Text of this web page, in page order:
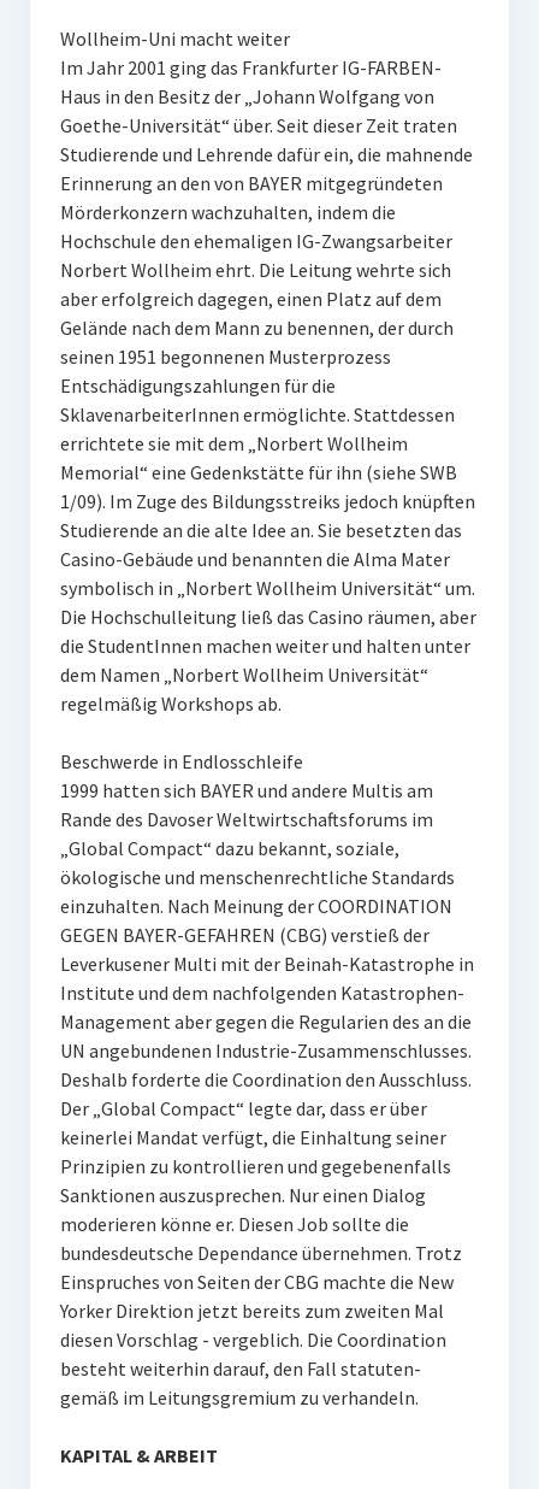
Wollheim-Uni macht weiter
Im Jahr 2001 ging das Frankfurter IG-FARBEN-
Haus in den Besitz der „Johann Wolfgang von
Goethe-Universität“ über. Seit dieser Zeit traten
Studierende und Lehrende dafür ein, die mahnende
Erinnerung an den von BAYER mitgegründeten
Mörderkonzern wachzuhalten, indem die
Hochschule den ehemaligen IG-Zwangsarbeiter
Norbert Wollheim ehrt. Die Leitung wehrte sich
aber erfolgreich dagegen, einen Platz auf dem
Gelände nach dem Mann zu benennen, der durch
seinen 1951 begonnenen Musterprozess
Entschädigungszahlungen für die
SklavenarbeiterInnen ermöglichte. Stattdessen
errichtete sie mit dem „Norbert Wollheim
Memorial“ eine Gedenkstätte für ihn (siehe SWB
1/09). Im Zuge des Bildungsstreiks jedoch knüpften
Studierende an die alte Idee an. Sie besetzten das
Casino-Gebäude und benannten die Alma Mater
symbolisch in „Norbert Wollheim Universität“ um.
Die Hochschulleitung ließ das Casino räumen, aber
die StudentInnen machen weiter und halten unter
dem Namen „Norbert Wollheim Universität“
regelmäßig Workshops ab.
Beschwerde in Endlosschleife
1999 hatten sich BAYER und andere Multis am
Rande des Davoser Weltwirtschaftsforums im
„Global Compact“ dazu bekannt, soziale,
ökologische und menschenrechtliche Standards
einzuhalten. Nach Meinung der COORDINATION
GEGEN BAYER-GEFAHREN (CBG) verstieß der
Leverkusener Multi mit der Beinah-Katastrophe in
Institute und dem nachfolgenden Katastrophen-
Management aber gegen die Regularien des an die
UN angebundenen Industrie-Zusammenschlusses.
Deshalb forderte die Coordination den Ausschluss.
Der „Global Compact“ legte dar, dass er über
keinerlei Mandat verfügt, die Einhaltung seiner
Prinzipien zu kontrollieren und gegebenenfalls
Sanktionen auszusprechen. Nur einen Dialog
moderieren könne er. Diesen Job sollte die
bundesdeutsche Dependance übernehmen. Trotz
Einspruches von Seiten der CBG machte die New
Yorker Direktion jetzt bereits zum zweiten Mal
diesen Vorschlag - vergeblich. Die Coordination
besteht weiterhin darauf, den Fall statuten-
gemäß im Leitungsgremium zu verhandeln.
KAPITAL & ARBEIT